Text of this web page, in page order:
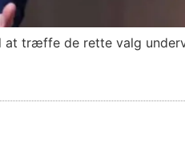
at træffe de rette valg